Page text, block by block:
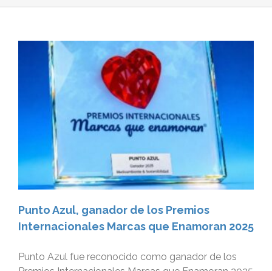
Punto Azul, ganador de los Premios
Internacionales Marcas que Enamoran 2025
Punto Azul fue reconocido como ganador de los